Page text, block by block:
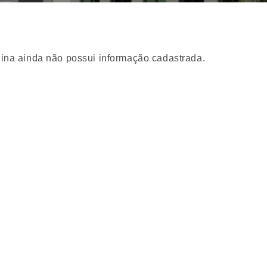
ainda não possui informação cadastrada.